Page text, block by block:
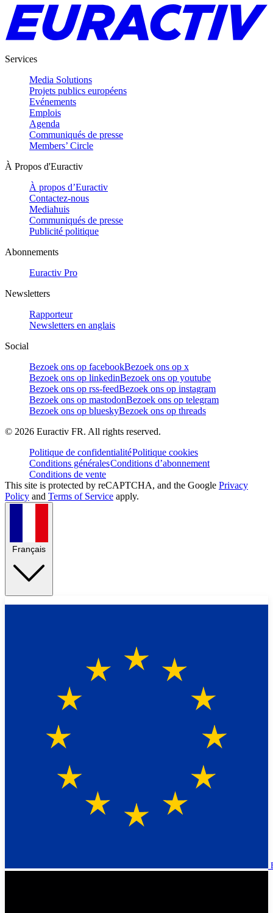
Services
Media Solutions
Projets publics européens
Evénements
Emplois
Agenda
Communiqués de presse
Members’ Circle
À Propos d'Euractiv
À propos d’Euractiv
Contactez-nous
Mediahuis
Communiqués de presse
Publicité politique
Abonnements
Euractiv Pro
Newsletters
Rapporteur
Newsletters en anglais
Social
Bezoek ons op facebookBezoek ons op x
Bezoek ons op linkedinBezoek ons op youtube
Bezoek ons op rss-feedBezoek ons op instagram
Bezoek ons op mastodonBezoek ons op telegram
Bezoek ons op blueskyBezoek ons op threads
© 2026 Euractiv FR. All rights reserved.
Politique de confidentialitéPolitique cookies
Conditions généralesConditions d’abonnement
Conditions de vente
This site is protected by reCAPTCHA, and the Google Privacy
Policy and Terms of Service apply.
Français